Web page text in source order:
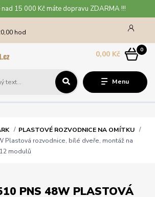
15 000 Kč máte dopravu ZDARMA !!!
Menu
hod
0
0,00 Kč
PLASTOVÉ ROZVODNICE NA OMÍTKU
Plastová rozvodnice, bílé dveře, montáž na
modulů
PNS 48W PLASTOVÁ